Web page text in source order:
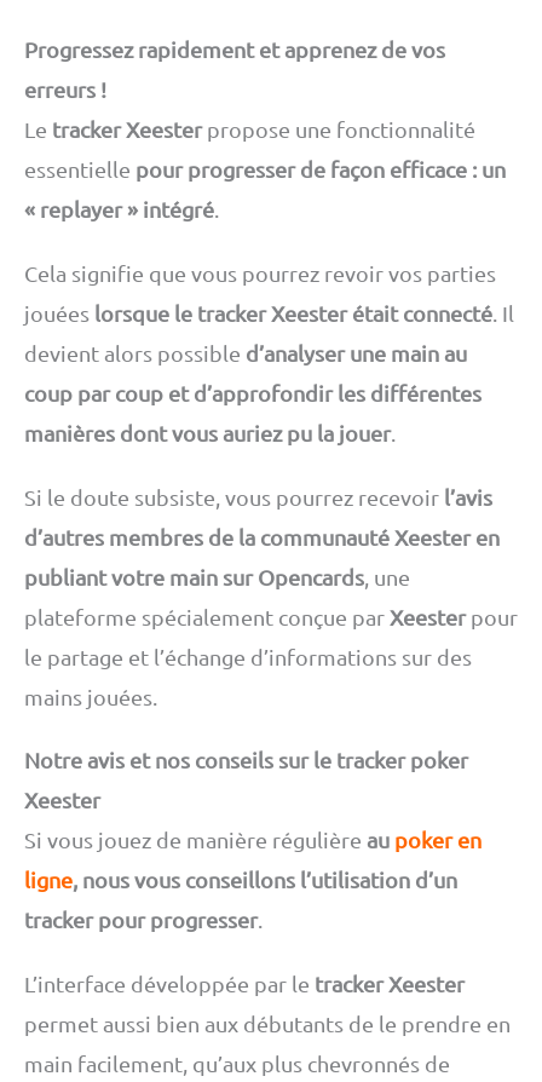
Progressez rapidement et apprenez de vos
erreurs !
Le tracker Xeesterpropose une fonctionnalité
essentielle pour progresser de façon efficace : un
« replayer » intégré
Cela signifie que vous pourrez revoir vos parties
jouées lorsque le tracker Xeester était connecté . Il
devient alors possible d’analyser une main au
coup par coup et d’approfondir les différentes
manières dont vous auriez pu la jouer.
Si le doute subsiste, vous pourrez recevoir l’avis
d’autres membres de la communauté Xeester en
publiant votre main sur Opencards , une
plateforme spécialement conçue parXeesterpour
le partage et l’échange d’informations sur des
mains jouées.
Notre avis et nos conseils sur le tracker poker
Xeester
Si vous jouez de manière régulière au poker en
ligne, nous vous conseillons l’utilisation d’un
tracker pour progresser.
L’interface développée par le tracker Xeester
permet aussi bien aux débutants de le prendre en
main facilement, qu’aux plus chevronnés de